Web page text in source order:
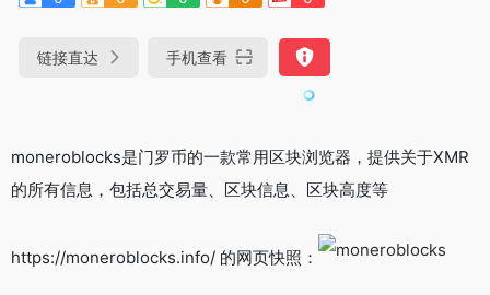
链接直达 手机查看
moneroblocks是门罗币的一款常用区块浏览器，提供关于XMR
的所有信息，包括总交易量、区块信息、区块高度等
https://moneroblocks.info/ 的网页快照：